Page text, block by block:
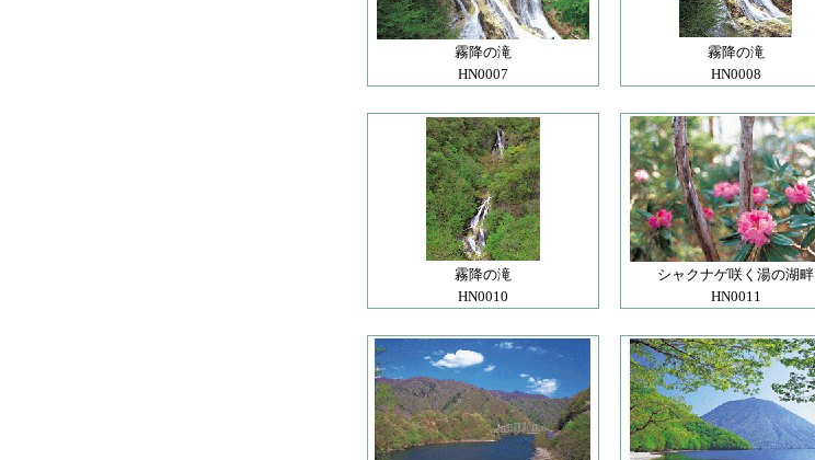
霧降の滝
HN0007
霧降の滝
HN0008
霧降の滝
HN0010
シャクナゲ咲く湯の湖畔
HN0011